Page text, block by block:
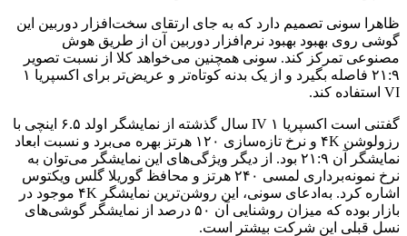
ظاهرا سونی تصمیم دارد که به جای ارتقای سخت‌افزار دوربین این
گوشی روی بهبود بهبود نرم‌افزار دوربین آن از طریق هوش
مصنوعی تمرکز کند. سونی همچنین می‌خواهد کلا از نسبت تصویر
۲۱:۹ فاصله بگیرد و از یک بدنه کوتاه‌تر و عریض‌تر برای اکسپریا ۱
VI استفاده کند.
گفتنی است اکسپریا ۱ IV سال گذشته از نمایشگر اولد ۶.۵ اینچی با
رزولوشن ۴K و نرخ تازه‌سازی ۱۲۰ هرتز بهره می‌برد و نسبت ابعاد
نمایشگر آن ۲۱:۹ بود. از دیگر ویژگی‌های این نمایشگر می‌توان به
نرخ نمونه‌برداری لمسی ۲۴۰ هرتز و محافظ گوریلا گلس ویکتوس
اشاره کرد. به‌ادعای سونی، این روشن‌ترین نمایشگر ۴K موجود در
بازار بوده که میزان روشنایی آن ۵۰ درصد از نمایشگر گوشی‌های
نسل قبلی این شرکت بیشتر است.